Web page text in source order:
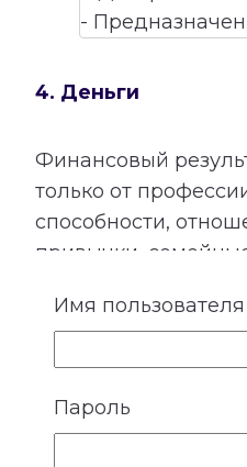
4. Деньги
Финансовый
только от
способности,
привычки,
использовать
Расшифровка
показывает
Имя
Пароль